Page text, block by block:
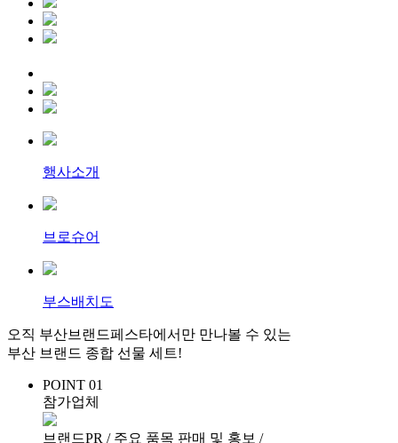
행사소개
브로슈어
부스배치도
오직 부산브랜드페스타에서만 만나볼 수 있는
부산 브랜드 종합 선물 세트!
POINT 01
참가업체
브랜드PR / 주요 품목 판매 및 홍보 /